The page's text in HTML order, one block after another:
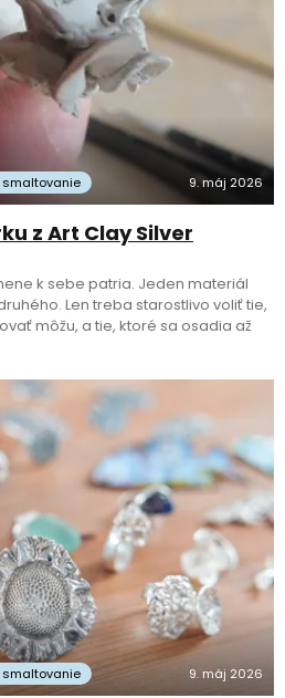
smaltovanie 9. máj 2026
z Art Clay Silver
k sebe patria. Jeden materiál
Len treba starostlivo voliť tie,
môžu, a tie, ktoré sa osadia až
smaltovanie 9. máj 2026